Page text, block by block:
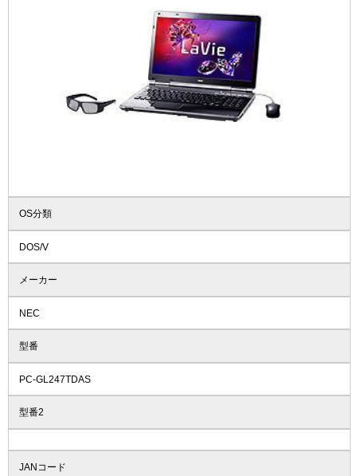
OS分類
DOS/V
メーカー
NEC
型番
PC-GL247TDAS
型番2
JANコード